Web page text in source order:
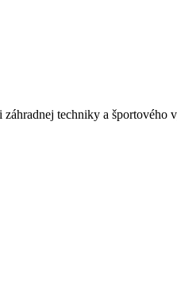
techniky a športového